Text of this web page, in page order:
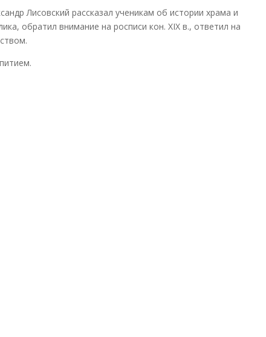
Лисовский рассказал ученикам об истории храма и
обратил внимание на росписи кон. XIX в., ответил на